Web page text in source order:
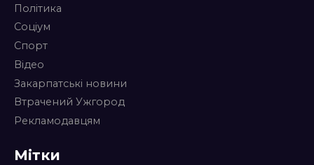
Політика
Соціум
Спорт
Відео
Закарпатські новини
Втрачений Ужгород
Рекламодавцям
Мітки